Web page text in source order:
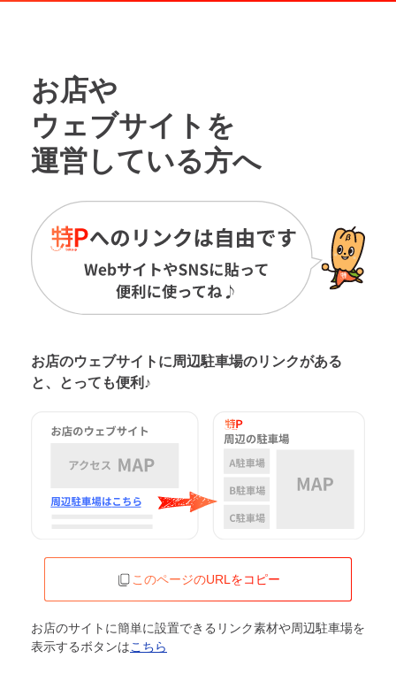
お店や
ウェブサイトを
運営している方へ
お店のウェブサイトに周辺駐車場のリンクがある
と、とっても便利♪
このページのURLをコピー
お店のサイトに簡単に設置できるリンク素材や周辺駐車場を
表示するボタンはこちら